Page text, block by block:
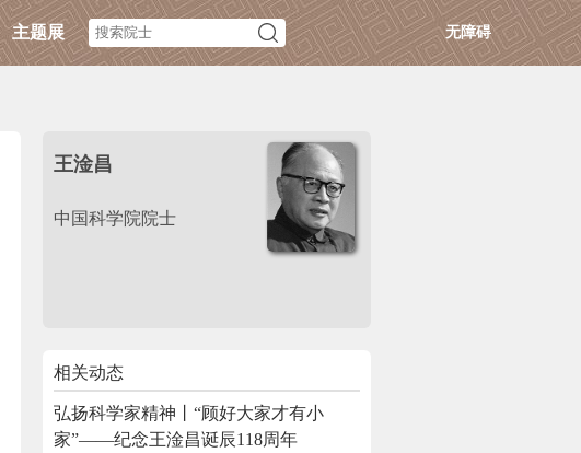
主题展 无障碍
王淦昌
中国科学院院士
相关动态
弘扬科学家精神丨“顾好大家才有小
家”——纪念王淦昌诞辰118周年